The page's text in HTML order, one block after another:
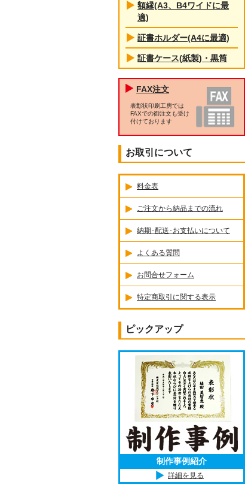
額縁(A3、B4ワイドに最
適)
証書ホルダー(A4に最適)
証書ケース(紙製)・黒筒
FAX注文
表彰状印刷工房では
FAXでの御注文も受け
付けております
お取引について
料金表
ご注文から納品までの流れ
納期･配送･お支払いについて
よくある質問
お問合せフォーム
特定商取引に関する表示
ピックアップ
制作事例紹介
詳細を見る